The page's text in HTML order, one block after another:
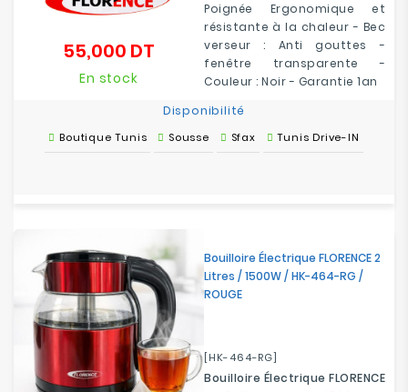
Poignée Ergonomique et
résistante à la chaleur - Bec
verseur : Anti gouttes -
fenêtre transparente -
Couleur : Noir - Garantie 1an
55,000 DT
En stock
Disponibilité
Boutique Tunis Sousse Sfax Tunis Drive-IN
Bouilloire Électrique FLORENCE 2
Litres / 1500W / HK-464-RG /
ROUGE
[HK-464-RG]
Bouilloire Électrique FLORENCE